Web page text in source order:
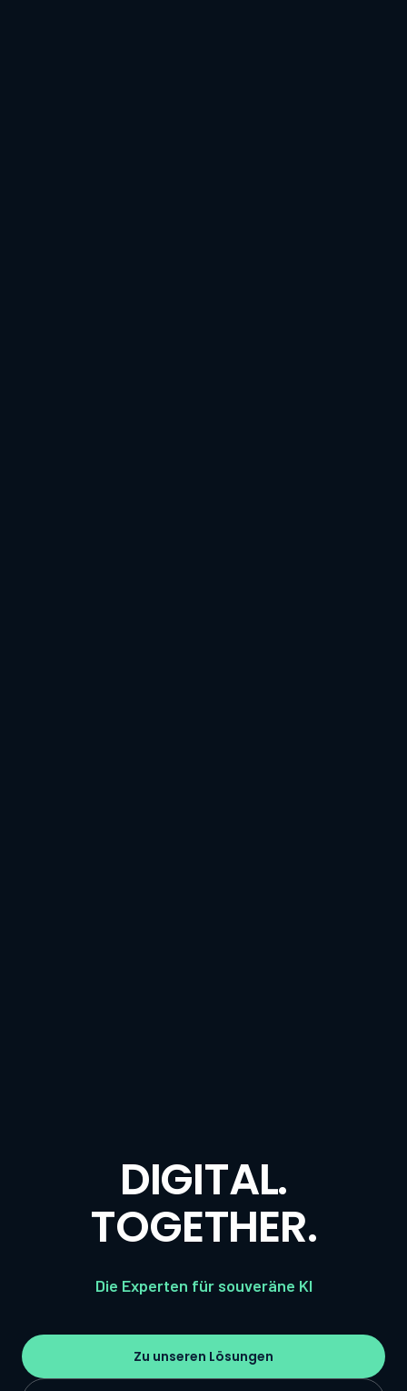
DIGITAL.
TOGETHER.
Die Experten für souveräne KI
Zu unseren Lösungen